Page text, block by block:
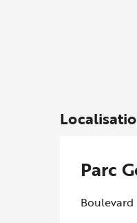
Parc
Boulevard